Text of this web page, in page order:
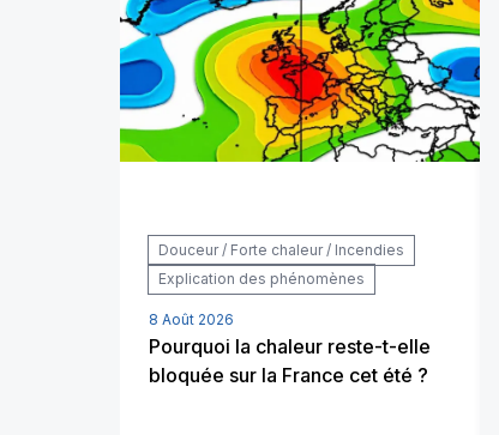
Douceur / Forte chaleur / Incendies
Explication des phénomènes
8 Août 2026
Pourquoi la chaleur reste-t-elle
bloquée sur la France cet été ?